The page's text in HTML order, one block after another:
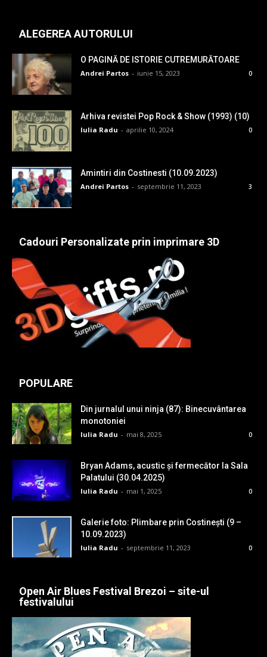
ALEGEREA AUTORULUI
O PAGINĂ DE ISTORIE CUTREMURĂTOARE
Andrei Partos - iunie 15, 2023 0
Arhiva revistei Pop Rock & Show (1993) (10)
Iulia Radu - aprilie 10, 2024 0
Amintiri din Costinesti (10.09.2023)
Andrei Partos - septembrie 11, 2023 3
Cadouri Personalizate prin imprimare 3D
POPULARE
Din jurnalul unui ninja (87): Binecuvântarea
monotoniei
Iulia Radu - mai 8, 2025 0
Bryan Adams, acustic și fermecător la Sala
Palatului (30.04.2025)
Iulia Radu - mai 1, 2025 0
Galerie foto: Plimbare prin Costinești (9 –
10.09.2023)
Iulia Radu - septembrie 11, 2023 0
Open Air Blues Festival Brezoi – site-ul
festivalului